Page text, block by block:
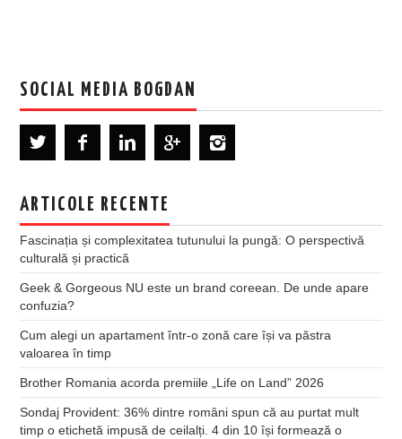
SOCIAL MEDIA BOGDAN
ARTICOLE RECENTE
Fascinația și complexitatea tutunului la pungă: O perspectivă
culturală și practică
Geek & Gorgeous NU este un brand coreean. De unde apare
confuzia?
Cum alegi un apartament într-o zonă care își va păstra
valoarea în timp
Brother Romania acorda premiile „Life on Land” 2026
Sondaj Provident: 36% dintre români spun că au purtat mult
timp o etichetă impusă de ceilalți. 4 din 10 își formează o